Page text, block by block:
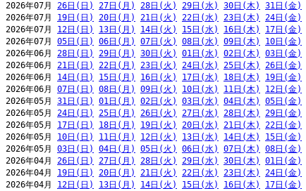
2026年07月 26日(日) 27日(月) 28日(火) 29日(水) 30日(木) 31日(金)
2026年07月 19日(日) 20日(月) 21日(火) 22日(水) 23日(木) 24日(金)
2026年07月 12日(日) 13日(月) 14日(火) 15日(水) 16日(木) 17日(金)
2026年07月 05日(日) 06日(月) 07日(火) 08日(水) 09日(木) 10日(金)
2026年06月 28日(日) 29日(月) 30日(火) 01日(水) 02日(木) 03日(金)
2026年06月 21日(日) 22日(月) 23日(火) 24日(水) 25日(木) 26日(金)
2026年06月 14日(日) 15日(月) 16日(火) 17日(水) 18日(木) 19日(金)
2026年06月 07日(日) 08日(月) 09日(火) 10日(水) 11日(木) 12日(金)
2026年05月 31日(日) 01日(月) 02日(火) 03日(水) 04日(木) 05日(金)
2026年05月 24日(日) 25日(月) 26日(火) 27日(水) 28日(木) 29日(金)
2026年05月 17日(日) 18日(月) 19日(火) 20日(水) 21日(木) 22日(金)
2026年05月 10日(日) 11日(月) 12日(火) 13日(水) 14日(木) 15日(金)
2026年05月 03日(日) 04日(月) 05日(火) 06日(水) 07日(木) 08日(金)
2026年04月 26日(日) 27日(月) 28日(火) 29日(水) 30日(木) 01日(金)
2026年04月 19日(日) 20日(月) 21日(火) 22日(水) 23日(木) 24日(金)
2026年04月 12日(日) 13日(月) 14日(火) 15日(水) 16日(木) 17日(金)